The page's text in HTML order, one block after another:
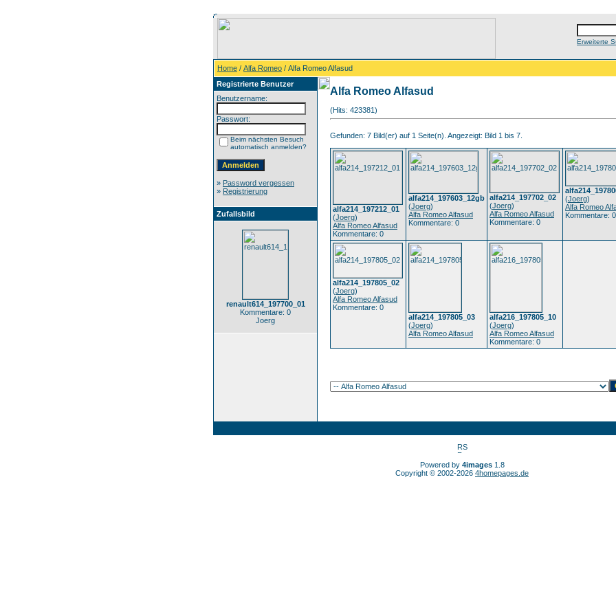
Erweiterte
Home / Alfa Romeo / Alfa Romeo Alfasud
Registrierte Benutzer
Benutzername:
Passwort:
Beim nächsten Besuch
automatisch anmelden?
» Password vergessen
» Registrierung
Zufallsbild
renault614_197700_01
Kommentare: 0
Joerg
Alfa Romeo Alfasud
(Hits: 423381)
Gefunden: 7 Bild(er) auf 1 Seite(n). Angezeigt: Bild 1 bis 7.
alfa214_197212_01
(Joerg)
Alfa Romeo Alfasud
Kommentare: 0
alfa214_197603_12gb
(Joerg)
Alfa Romeo Alfasud
Kommentare: 0
alfa214_197702_02
(Joerg)
Alfa Romeo Alfasud
Kommentare: 0
(Joerg)
Alfa Romeo
Kommentare: 0
alfa214_197805_02
(Joerg)
Alfa Romeo Alfasud
Kommentare: 0
alfa214_197805_03
(Joerg)
Alfa Romeo Alfasud
alfa216_197805_10
(Joerg)
Alfa Romeo Alfasud
Kommentare: 0
Powered by 4images1.8
Copyright © 2002-2026 4homepages.de